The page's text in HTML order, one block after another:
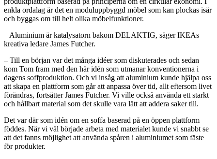
enkla ordalag är det en moduluppbyggd möbel som kan plockas isär
och byggas om till helt olika möbelfunktioner.
– Aluminium är katalysatorn bakom DELAKTIG, säger IKEAs
kreativa ledare James Futcher.
– Till en början var det många idéer som diskuterades och sedan
kom Tom fram med den här idén som utmanar konventionerna i
dagens soffproduktion. Och vi insåg att aluminium kunde hjälpa oss
att skapa en plattform som går att anpassa över tid, allt eftersom livet
förändras, fortsätter James Futcher. Vi ville också använda ett starkt
och hållbart material som det skulle vara lätt att addera saker till.
Det var där som idén om en soffa baserad på en öppen plattform
föddes. När vi väl började arbeta med materialet kunde vi snabbt se
att det fanns möjlighet att använda spåren i aluminiumet som fäste
för produkter.